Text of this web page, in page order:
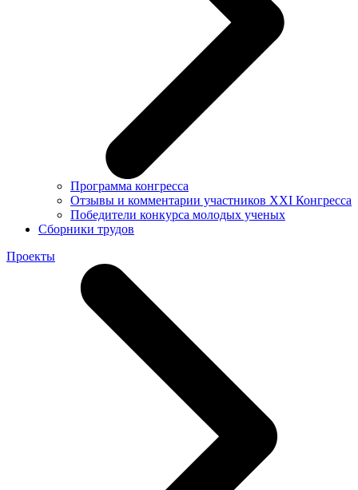
Программа конгресса
Отзывы и комментарии участников XXI Конгресса
Победители конкурса молодых ученых
Сборники трудов
Проекты